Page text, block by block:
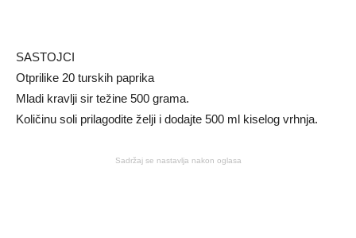
SASTOJCI
Otprilike 20 turskih paprika
Mladi kravlji sir težine 500 grama.
Količinu soli prilagodite želji i dodajte 500 ml kiselog vrhnja.
Sadržaj se nastavlja nakon oglasa